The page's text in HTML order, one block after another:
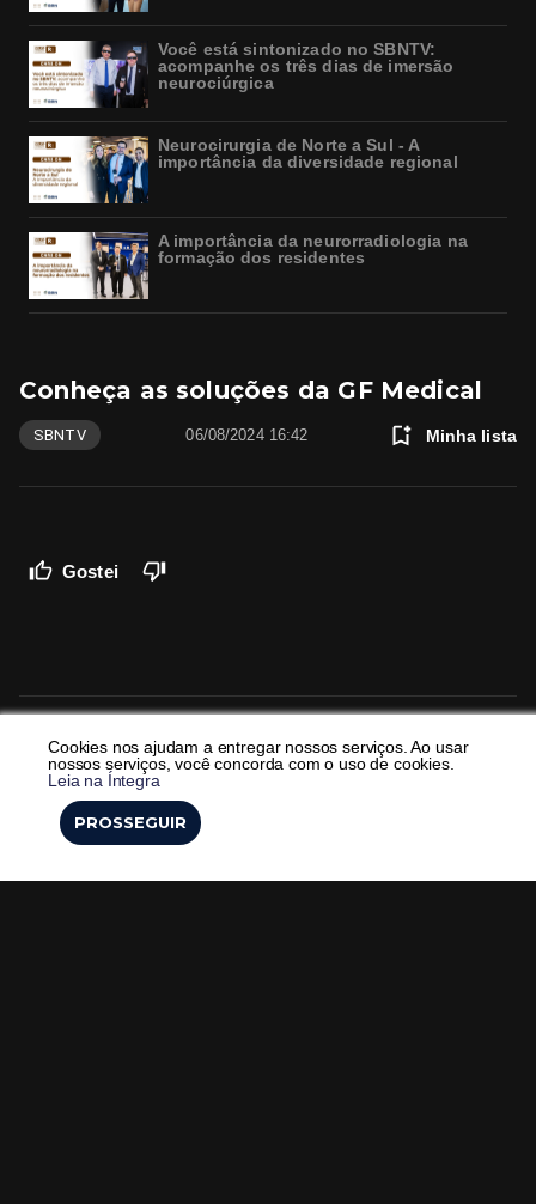
Você está sintonizado no SBNTV:
acompanhe os três dias de imersão
neurociúrgica
Neurocirurgia de Norte a Sul - A
importância da diversidade regional
A importância da neurorradiologia na
formação dos residentes
Conheça as soluções da GF Medical
SBNTV 06/08/2024 16:42 Minha lista
Gostei
Veja também
Cookies nos ajudam a entregar nossos serviços. Ao usar
nossos serviços, você concorda com o uso de cookies.
Leia na Íntegra
PROSSEGUIR